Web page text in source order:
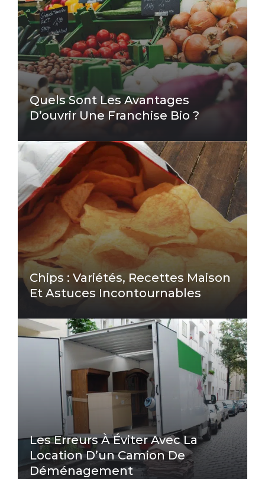
Quels Sont Les Avantages
D’ouvrir Une Franchise Bio ?
Chips : Variétés, Recettes Maison
Et Astuces Incontournables
Les Erreurs À Éviter Avec La
Location D’un Camion De
Déménagement